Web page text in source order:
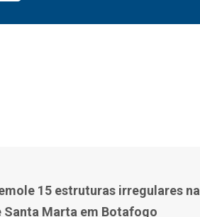
na comunidade Santa Marta em Botafogo
15 estruturas irregulares na
Santa Marta em Botafogo